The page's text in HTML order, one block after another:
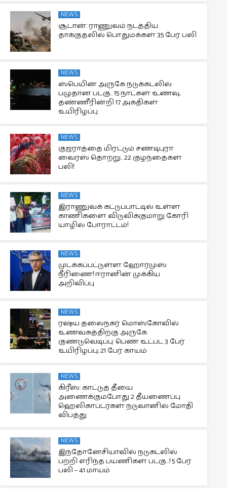
NEWS
சூடான்: ராணுவம் நடத்திய
தாக்குதலில் பொதுமக்கள் 35 பேர் பலி
NEWS
ஸ்பெயின் அருகே நடுக்கடலில்
பழுதான படகு.. 15 நாட்கள் உணவு,
தண்ணீரின்றி 17 அகதிகள்
உயிரிழப்பு
NEWS
குஜராத்தை மிரட்டும் சண்டிபுரா
வைரஸ் தொற்று.. 22 குழந்தைகள்
பலி!
NEWS
இராணுவக் கட்டுப்பாட்டில் உள்ள
காணிகளை விடுவிக்குமாறு கோரி
யாழில் போராட்டம்!
NEWS
முடக்கப்பட்டுள்ள ஹோர்முஸ்
நீரிணை! ஈரானின் முக்கிய
அறிவிப்பு
NEWS
ரஷ்ய தலைநகர் மொஸ்கோவில்
உணவகத்திற்கு அருகே
குண்டுவெடிப்பு: பெண் உட்பட 3 பேர்
உயிரிழப்பு; 21 பேர் காயம்
NEWS
கிரீஸ்: காட்டுத் தீயை
அணைக்கும்போது 2 தீயணைப்பு
ஹெலிகாப்டர்கள் நடுவானில் மோதி
விபத்து
NEWS
இந்தோனேசியாவில் நடுகடலில்
பற்றி எரிந்த பயணிகள் படகு…! 5 பேர்
பலி – 41 மாயம்